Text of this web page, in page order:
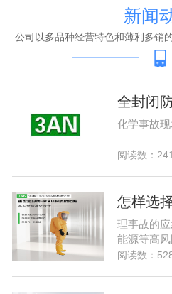
新闻
公司以多品种经营特色和薄利多销
全封闭
化学事故
阅读数：
怎样选
理事故的应
能源等高
潜在的爆
阅读数：